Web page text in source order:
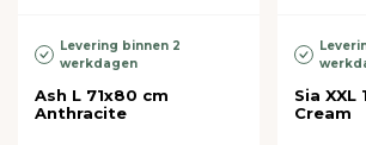
Levering binnen 2
werkdagen
Ash L 71x80 cm
Anthracite
Sia XXL
Cream